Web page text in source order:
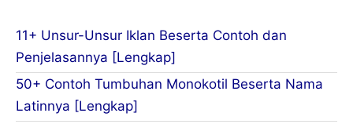
11+ Unsur-Unsur Iklan Beserta Contoh dan
Penjelasannya [Lengkap]
50+ Contoh Tumbuhan Monokotil Beserta Nama
Latinnya [Lengkap]